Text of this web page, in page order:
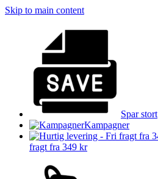
Skip to main content
Spar stort
Kampagner
fragt fra 349 kr